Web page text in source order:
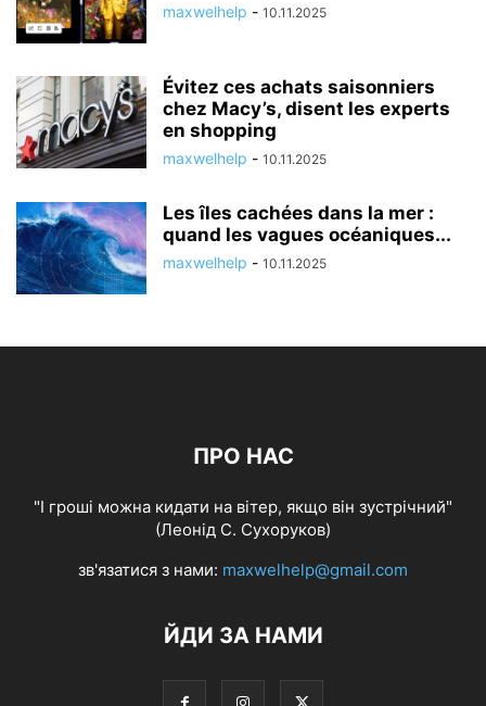
maxwelhelp - 10.11.2025
Évitez ces achats saisonniers
chez Macy’s, disent les experts
en shopping
maxwelhelp - 10.11.2025
Les îles cachées dans la mer :
quand les vagues océaniques...
maxwelhelp - 10.11.2025
ПРО НАС
"І гроші можна кидати на вітер, якщо він зустрічний"
(Леонід С. Сухоруков)
зв'язатися з нами: maxwelhelp@gmail.com
ЙДИ ЗА НАМИ